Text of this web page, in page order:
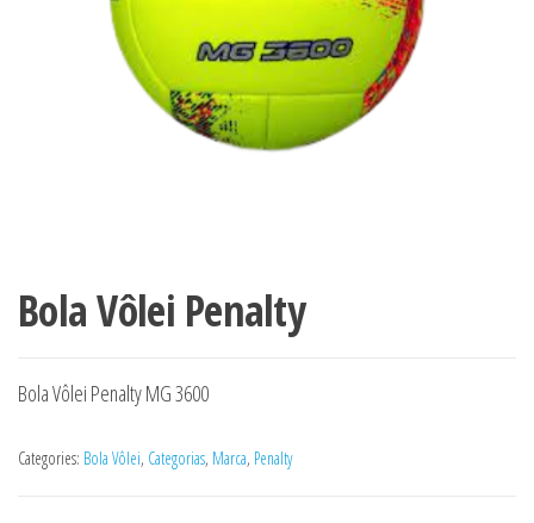
Bola Vôlei Penalty
Bola Vôlei Penalty MG 3600
Categories: Bola Vôlei, Categorias, Marca, Penalty